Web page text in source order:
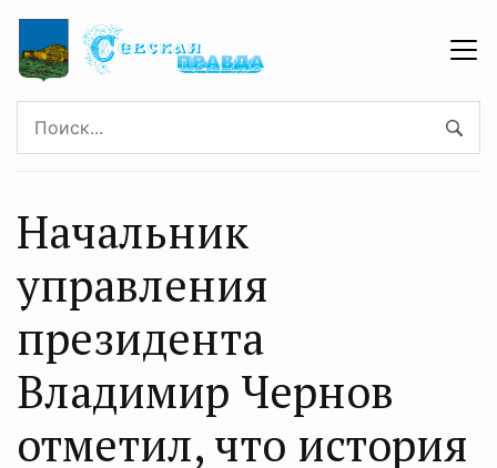
Начальник
управления
президента
Владимир Чернов
отметил, что история